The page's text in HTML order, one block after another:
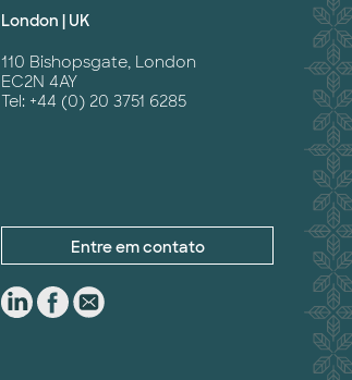
London | UK
110 Bishopsgate, London
EC2N 4AY
Tel: +44 (0) 20 3751 6285
Entre em contato